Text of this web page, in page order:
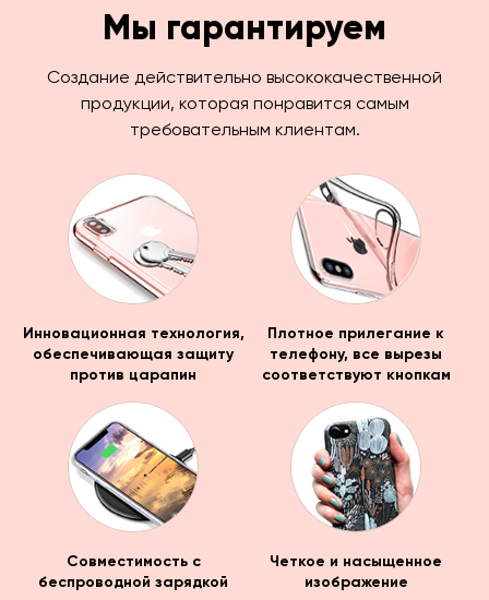
Мы гарантируем
Создание действительно высококачественной
продукции, которая понравится самым
требовательным клиентам.
Инновационная технология,
обеспечивающая защиту
против царапин
Плотное прилегание к
телефону, все вырезы
соответствуют кнопкам
Совместимость с
беспроводной зарядкой
Четкое и насыщенное
изображение